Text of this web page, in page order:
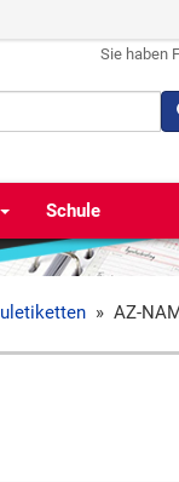
Sie haben
Schule
» AZ-